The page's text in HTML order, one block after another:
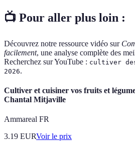
📺 Pour aller plus loin :
Découvrez notre ressource vidéo sur
facilement, une analyse complète des
Recherchez sur YouTube : cultiver
2026.
Cultiver et cuisiner vos fruits et
Chantal Mitjaville
Ammareal FR
3.19 EURVoir le prix